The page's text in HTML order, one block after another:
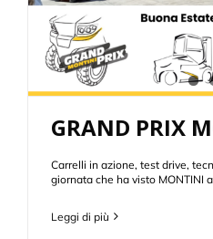
GRAND PRIX
Carrelli in azione, test drive,
giornata che ha visto MONTINI
Leggi di più